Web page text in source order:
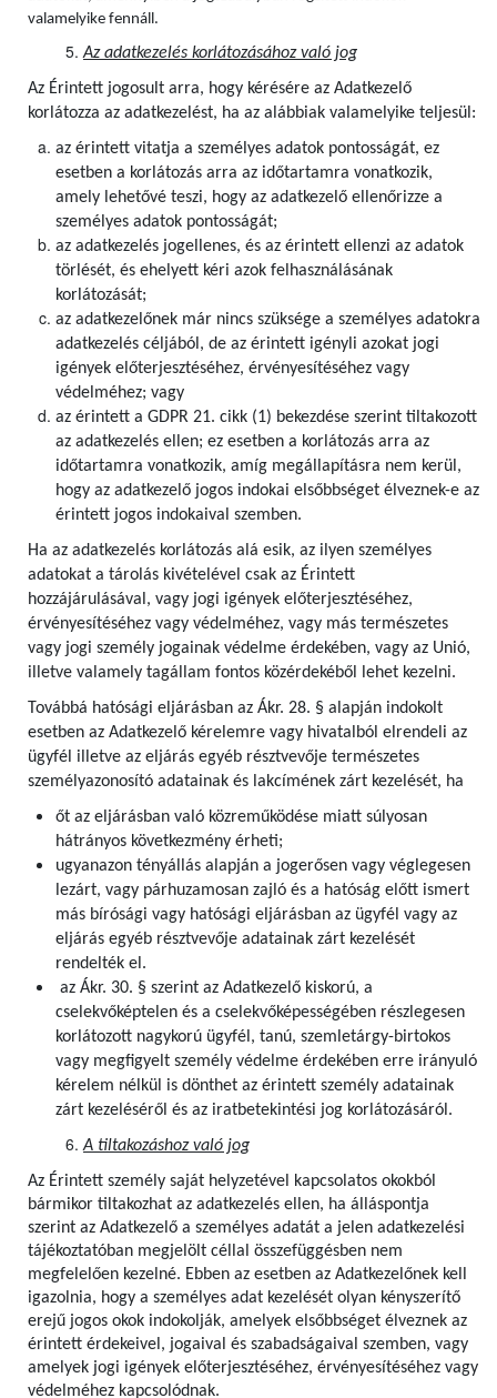
valamelyike fennáll.
Az adatkezelés korlátozásához való jog
Az Érintett jogosult arra, hogy kérésére az Adatkezelő
korlátozza az adatkezelést, ha az alábbiak valamelyike teljesül:
az érintett vitatja a személyes adatok pontosságát, ez
esetben a korlátozás arra az időtartamra vonatkozik,
amely lehetővé teszi, hogy az adatkezelő ellenőrizze a
személyes adatok pontosságát;
az adatkezelés jogellenes, és az érintett ellenzi az adatok
törlését, és ehelyett kéri azok felhasználásának
korlátozását;
az adatkezelőnek már nincs szüksége a személyes adatokra
adatkezelés céljából, de az érintett igényli azokat jogi
igények előterjesztéséhez, érvényesítéséhez vagy
védelméhez; vagy
az érintett a GDPR 21. cikk (1) bekezdése szerint tiltakozott
az adatkezelés ellen; ez esetben a korlátozás arra az
időtartamra vonatkozik, amíg megállapításra nem kerül,
hogy az adatkezelő jogos indokai elsőbbséget élveznek-e az
érintett jogos indokaival szemben.
Ha az adatkezelés korlátozás alá esik, az ilyen személyes
adatokat a tárolás kivételével csak az Érintett
hozzájárulásával, vagy jogi igények előterjesztéséhez,
érvényesítéséhez vagy védelméhez, vagy más természetes
vagy jogi személy jogainak védelme érdekében, vagy az Unió,
illetve valamely tagállam fontos közérdekéből lehet kezelni.
Továbbá hatósági eljárásban az Ákr. 28. § alapján indokolt
esetben az Adatkezelő kérelemre vagy hivatalból elrendeli az
ügyfél illetve az eljárás egyéb résztvevője természetes
személyazonosító adatainak és lakcímének zárt kezelését, ha
őt az eljárásban való közreműködése miatt súlyosan
hátrányos következmény érheti;
ugyanazon tényállás alapján a jogerősen vagy véglegesen
lezárt, vagy párhuzamosan zajló és a hatóság előtt ismert
más bírósági vagy hatósági eljárásban az ügyfél vagy az
eljárás egyéb résztvevője adatainak zárt kezelését
rendelték el.
az Ákr. 30. § szerint az Adatkezelő kiskorú, a
cselekvőképtelen és a cselekvőképességében részlegesen
korlátozott nagykorú ügyfél, tanú, szemletárgy-birtokos
vagy megfigyelt személy védelme érdekében erre irányuló
kérelem nélkül is dönthet az érintett személy adatainak
zárt kezeléséről és az iratbetekintési jog korlátozásáról.
A tiltakozáshoz való jog
Az Érintett személy saját helyzetével kapcsolatos okokból
bármikor tiltakozhat az adatkezelés ellen, ha álláspontja
szerint az Adatkezelő a személyes adatát a jelen adatkezelési
tájékoztatóban megjelölt céllal összefüggésben nem
megfelelően kezelné. Ebben az esetben az Adatkezelőnek kell
igazolnia, hogy a személyes adat kezelését olyan kényszerítő
erejű jogos okok indokolják, amelyek elsőbbséget élveznek az
érintett érdekeivel, jogaival és szabadságaival szemben, vagy
amelyek jogi igények előterjesztéséhez, érvényesítéséhez vagy
védelméhez kapcsolódnak.